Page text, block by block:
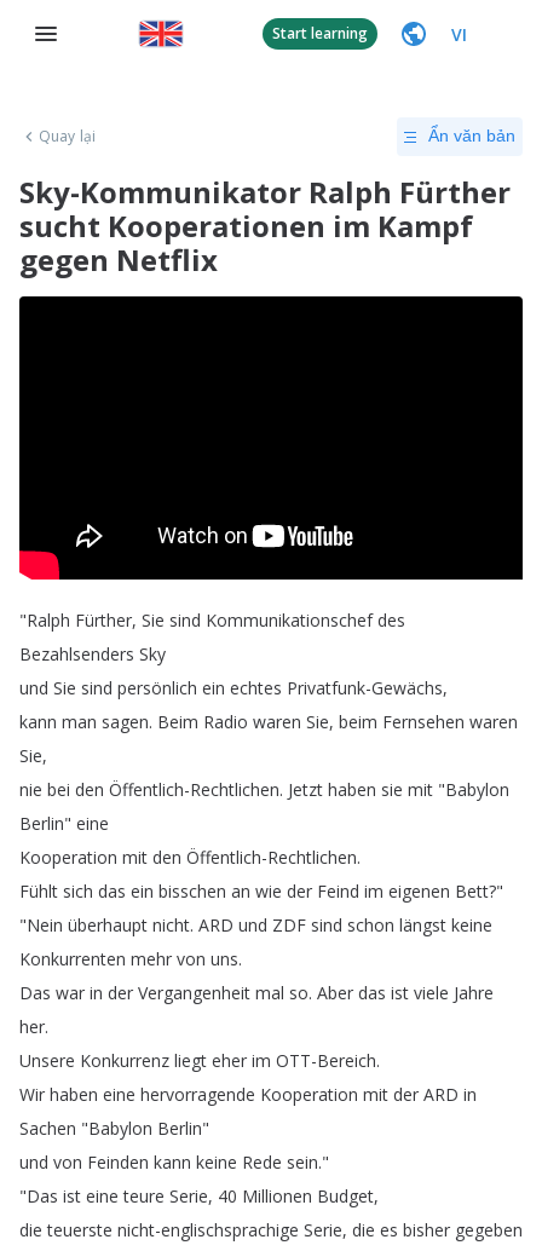
Start learning VI
Quay lại Ẩn văn bản
Sky-Kommunikator Ralph Fürther
sucht Kooperationen im Kampf
gegen Netflix
"Ralph Fürther, Sie sind Kommunikationschef des
Bezahlsenders Sky
und Sie sind persönlich ein echtes Privatfunk-Gewächs,
kann man sagen. Beim Radio waren Sie, beim Fernsehen waren
Sie,
nie bei den Öffentlich-Rechtlichen. Jetzt haben sie mit "Babylon
Berlin" eine
Kooperation mit den Öffentlich-Rechtlichen.
Fühlt sich das ein bisschen an wie der Feind im eigenen Bett?"
"Nein überhaupt nicht. ARD und ZDF sind schon längst keine
Konkurrenten mehr von uns.
Das war in der Vergangenheit mal so. Aber das ist viele Jahre
her.
Unsere Konkurrenz liegt eher im OTT-Bereich.
Wir haben eine hervorragende Kooperation mit der ARD in
Sachen "Babylon Berlin"
und von Feinden kann keine Rede sein."
"Das ist eine teure Serie, 40 Millionen Budget,
die teuerste nicht-englischsprachige Serie, die es bisher gegeben